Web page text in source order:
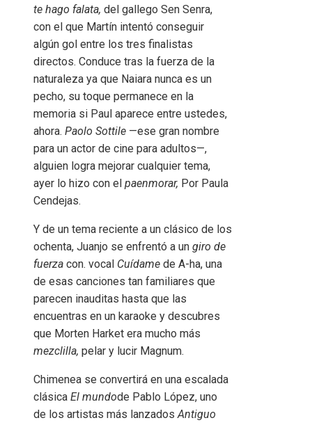
te hago falata, del gallego Sen Senra,
con el que Martín intentó conseguir
algún gol entre los tres finalistas
directos. Conduce tras la fuerza de la
naturaleza ya que Naiara nunca es un
pecho, su toque permanece en la
memoria si Paul aparece entre ustedes,
ahora. Paolo Sottile —ese gran nombre
para un actor de cine para adultos—,
alguien logra mejorar cualquier tema,
ayer lo hizo con el paenmorar, Por Paula
Cendejas.
Y de un tema reciente a un clásico de los
ochenta, Juanjo se enfrentó a un giro de
fuerza con. vocal Cuídame de A-ha, una
de esas canciones tan familiares que
parecen inauditas hasta que las
encuentras en un karaoke y descubres
que Morten Harket era mucho más
mezclilla, pelar y lucir Magnum.
Chimenea se convertirá en una escalada
clásica El mundode Pablo López, uno
de los artistas más lanzadosAntiguo